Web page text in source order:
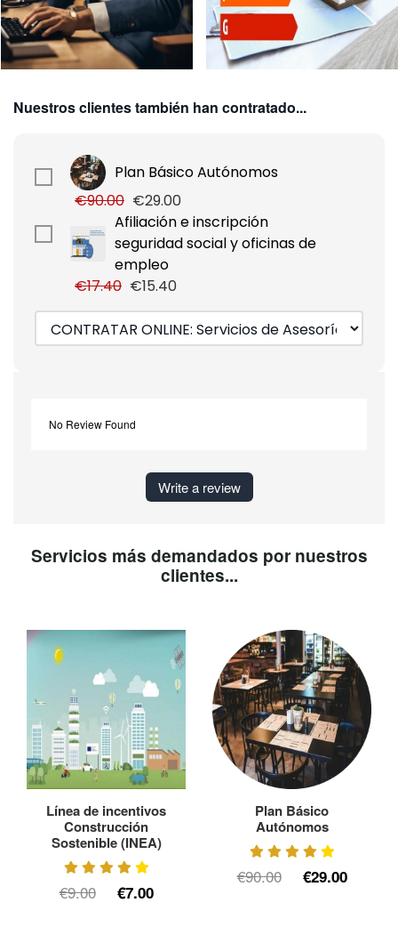
Nuestros clientes también han contratado...
Plan Básico Autónomos
€90.00 €29.00
Afiliación e inscripción
seguridad social y oficinas de
empleo
€17.40 €15.40
No Review Found
Write a review
Servicios más demandados por nuestros
clientes...
Línea de incentivos
Construcción
Sostenible (INEA)
€9.00 €7.00
Plan Básico
Autónomos
€90.00 €29.00